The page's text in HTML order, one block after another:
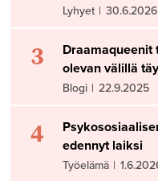
Lyhyet | 30.6.2026
3
Draamaqueenit
olevan välillä
Blogi | 22.9.2025
4
edennyt laiksi
Työelämä |